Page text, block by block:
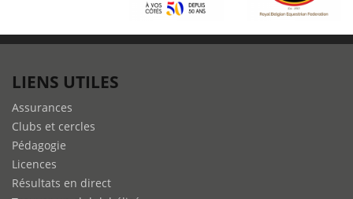
LIENS UTILES
Assurances
Clubs et cercles
Pédagogie
Licences
Résultats en direct